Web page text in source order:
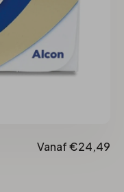
Vanaf €24,49